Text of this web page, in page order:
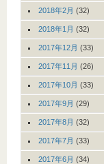
2018年2月 (32)
2018年1月 (32)
2017年12月 (33)
2017年11月 (26)
2017年10月 (33)
2017年9月 (29)
2017年8月 (32)
2017年7月 (33)
2017年6月 (34)